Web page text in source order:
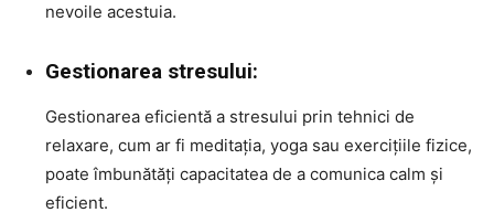
nevoile acestuia.
Gestionarea stresului:
Gestionarea eficientă a stresului prin tehnici de
relaxare, cum ar fi meditația, yoga sau exercițiile fizice,
poate îmbunătăți capacitatea de a comunica calm și
eficient.